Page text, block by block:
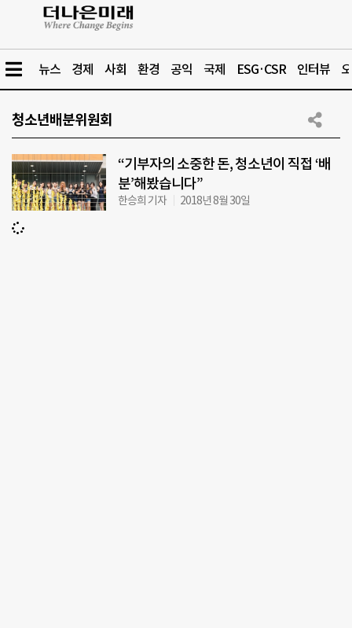
뉴스 경제 사회 환경 공익 국제 ESG·CSR 인터뷰
청소년배분위원회
“기부자의 소중한 돈, 청소년이 직접 ‘배
분’해봤습니다”
한승희 기자 2018년 8월 30일